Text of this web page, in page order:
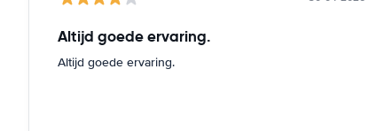
Altijd goede ervaring.
Altijd goede ervaring.